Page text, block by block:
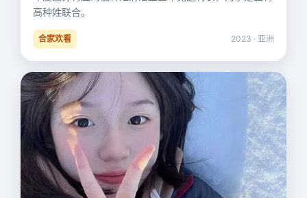
高种姓联合。
合家欢看 2023 · 亚洲